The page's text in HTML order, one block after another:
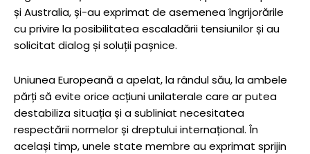
și Australia, și-au exprimat de asemenea îngrijorările
cu privire la posibilitatea escaladării tensiunilor și au
solicitat dialog și soluții pașnice.
Uniunea Europeană a apelat, la rândul său, la ambele
părți să evite orice acțiuni unilaterale care ar putea
destabiliza situația și a subliniat necesitatea
respectării normelor și dreptului internațional. În
același timp, unele state membre au exprimat sprijin